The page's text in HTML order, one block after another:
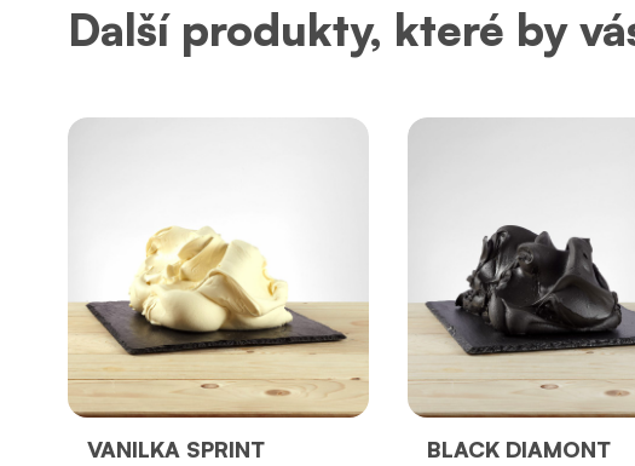
Další produkty, které by
VANILKA SPRINT
BLACK DIAMONT